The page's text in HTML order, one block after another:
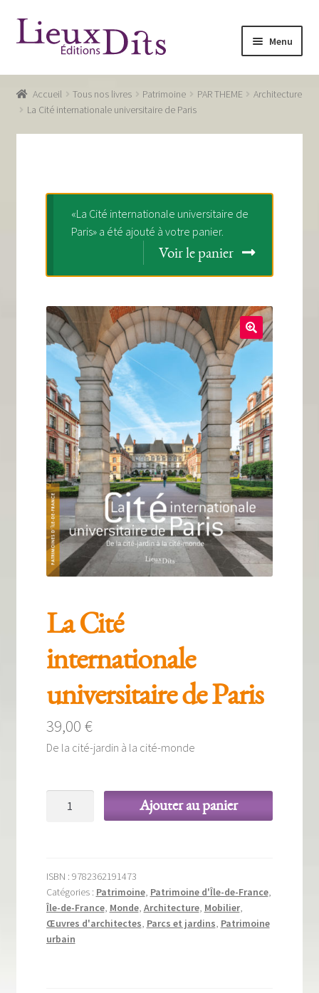
Aller
à
navigation
Aller
au
Menu
Accueil
Commande
Conditions générales de vente
Mentions légales / Données personnelles
Tous nos livres
La qualité Lieux Dits
Nous contacter
Qui sommes-nous ?
Les éditions Lieux Dits
Accueil Tous nos livres Patrimoine PAR THEME
Architecture
La Cité internationale universitaire de Paris
«La Cité internationale universitaire de
Paris» a été ajouté à votre panier.
Voir le panier
La Cité
internationale
universitaire de Paris
39,00 €
De la cité-jardin à la cité-monde
universitaire
de
Paris
Ajouter au panier
ISBN : 9782362191473
Catégories : Patrimoine, Patrimoine d'Île-de-France,
Île-de-France, Monde, Architecture, Mobilier,
Œuvres d'architectes, Parcs et jardins, Patrimoine
urbain